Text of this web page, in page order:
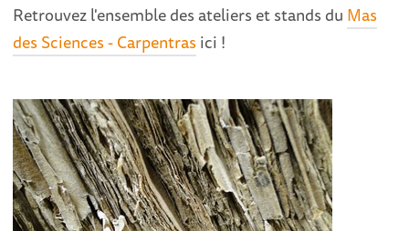
Retrouvez l'ensemble des ateliers et stands du Mas
des Sciences - Carpentras ici !